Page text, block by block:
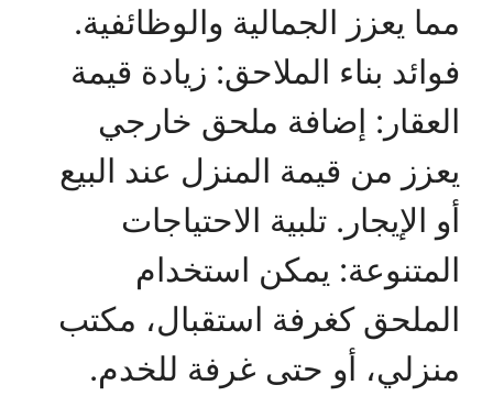
مما يعزز الجمالية والوظائفية.
فوائد بناء الملاحق: زيادة قيمة
العقار: إضافة ملحق خارجي
يعزز من قيمة المنزل عند البيع
أو الإيجار. تلبية الاحتياجات
المتنوعة: يمكن استخدام
الملحق كغرفة استقبال، مكتب
منزلي، أو حتى غرفة للخدم.